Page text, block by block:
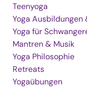
Teenyoga
Yoga Ausbildungen
Yoga für
Mantren & Musik
Yoga Philosophie
Retreats
Yogaübungen